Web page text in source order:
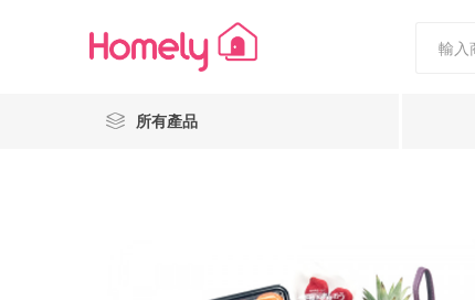
所有產品